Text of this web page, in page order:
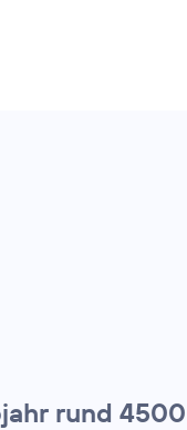
rund 4500